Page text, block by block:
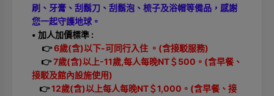
刷、牙膏、刮鬍刀、刮鬍泡、梳子及浴帽等備品，感謝
您一起守護地球。
• 加人加價標準 :
👉6歲(含)以下-可同行入住 。(含接駁服務)
👉7歲(含)以上-11歲,每人每晚NT＄500。(含早餐、
接駁及館內設施使用)
👉12歲(含)以上每人每晚NT＄1,000。(含早餐、接